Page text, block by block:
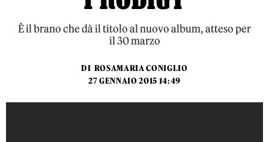
È il brano che dà il titolo al nuovo album, atteso per
il 30 marzo
DI ROSAMARIA CONIGLIO
27 GENNAIO 2015 14:49